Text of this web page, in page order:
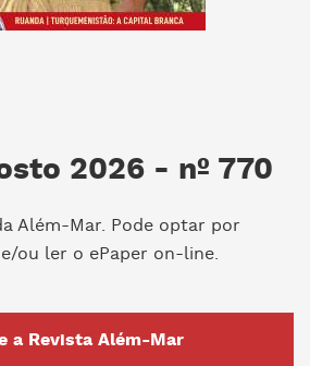
2026 - nº 770
Além-Mar. Pode optar por
ou ler o ePaper on-line.
a Revista Além-Mar